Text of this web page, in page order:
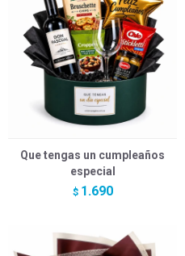
Que tengas un cumpleaños
especial
$ 1.690